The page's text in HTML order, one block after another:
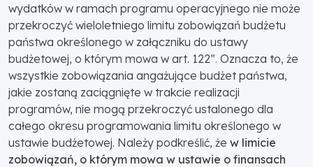
wydatków w ramach programu operacyjnego nie może
przekroczyć wieloletniego limitu zobowiązań budżetu
państwa określonego w załączniku do ustawy
budżetowej, o którym mowa w art. 122”. Oznacza to, że
wszystkie zobowiązania angażujące budżet państwa,
jakie zostaną zaciągnięte w trakcie realizacji
programów, nie mogą przekroczyć ustalonego dla
całego okresu programowania limitu określonego w
ustawie budżetowej. Należy podkreślić, że w limicie
zobowiązań, o którym mowa w ustawie o finansach